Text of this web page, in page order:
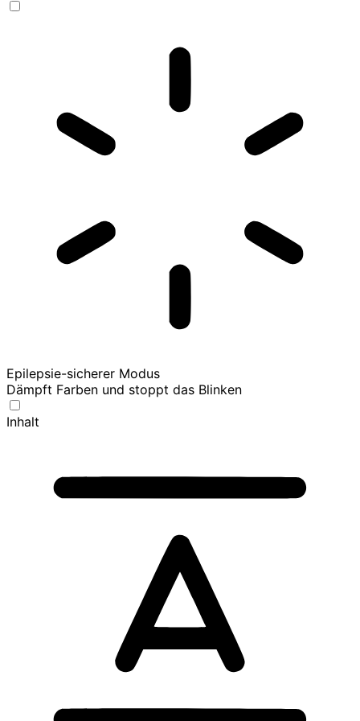
Epilepsie-sicherer Modus
Dämpft Farben und stoppt das Blinken
Inhalt